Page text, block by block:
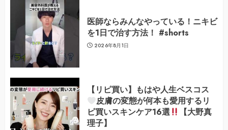
医師ならみんなやっている！ニキビ
を1日で治す方法！ #shorts
2026年8月1日
【リピ買い】もはや人生ベスコス
皮膚の変態が何本も愛用するリ
ピ買いスキンケア16選
【大野真
理子】